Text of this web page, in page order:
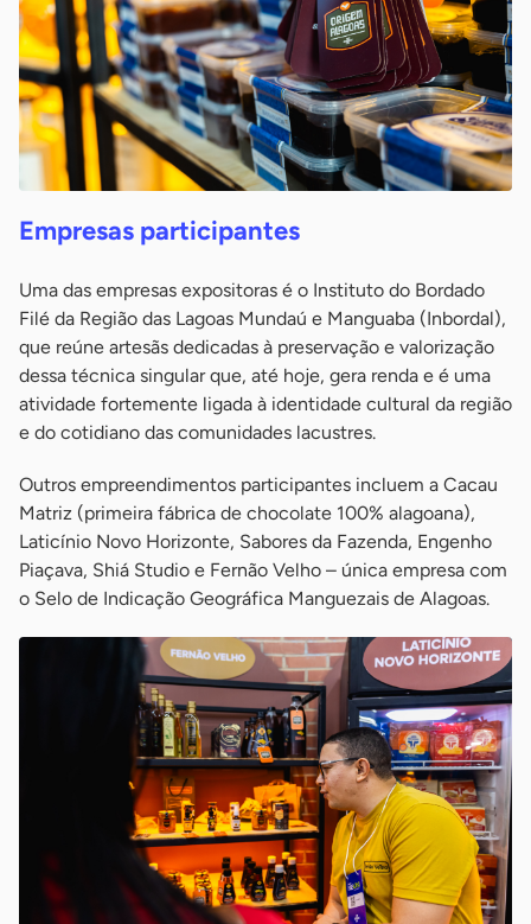
Empresas participantes
Uma das empresas expositoras é o Instituto do Bordado
Filé da Região das Lagoas Mundaú e Manguaba (Inbordal),
que reúne artesãs dedicadas à preservação e valorização
dessa técnica singular que, até hoje, gera renda e é uma
atividade fortemente ligada à identidade cultural da região
e do cotidiano das comunidades lacustres.
Outros empreendimentos participantes incluem a Cacau
Matriz (primeira fábrica de chocolate 100% alagoana),
Laticínio Novo Horizonte, Sabores da Fazenda, Engenho
Piaçava, Shiá Studio e Fernão Velho – única empresa com
o Selo de Indicação Geográfica Manguezais de Alagoas.